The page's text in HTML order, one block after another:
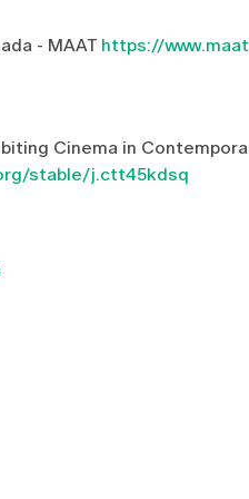
- MAAT https://
Cinema in
stable/j.ctt45kdsq